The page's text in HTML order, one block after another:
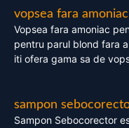
vopsea fara
Vopsea fara amoniac
pentru parul blond fara
iti ofera gama sa de
sampon
Sampon Sebocorector